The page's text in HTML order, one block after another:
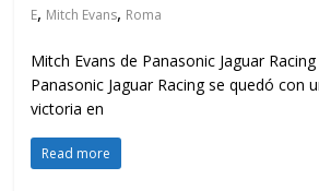
E, Mitch Evans, Roma
Mitch Evans de Panasonic Jaguar
Panasonic Jaguar Racing se quedó con
victoria en
Read more